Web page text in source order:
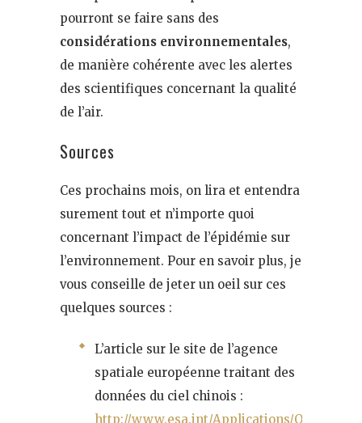
pourront se faire sans des
considérations environnementales,
de manière cohérente avec les alertes
des scientifiques concernant la qualité
de l’air.
Sources
Ces prochains mois, on lira et entendra
surement tout et n’importe quoi
concernant l’impact de l’épidémie sur
l’environnement. Pour en savoir plus, je
vous conseille de jeter un oeil sur ces
quelques sources :
L’article sur le site de l’agence
spatiale européenne traitant des
données du ciel chinois :
http://www.esa.int/Applications/